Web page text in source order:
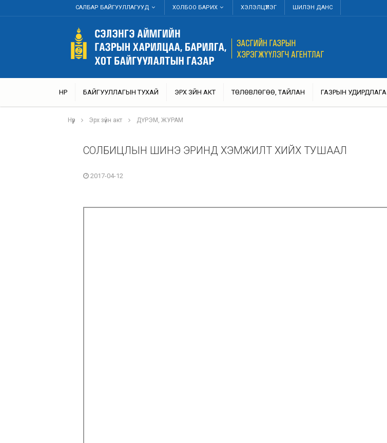
САЛБАР БАЙГУУЛЛАГУУД ХОЛБОО БАРИХ ХЭЛЭЛЦҮҮЛЭГ ШИЛЭН ДАНС
НҮҮР БАЙГУУЛЛАГЫН ТУХАЙ ЭРХ ЗҮЙН АКТ ТӨЛӨВЛӨГӨӨ, ТАЙЛАН ГАЗРЫН УДИРДЛАГА
Нүүр Эрх зүйн акт ДҮРЭМ, ЖУРАМ
СОЛБИЦЛЫН ШИНЭ ЭРИНД ХЭМЖИЛТ ХИЙХ ТУШААЛ
2017-04-12